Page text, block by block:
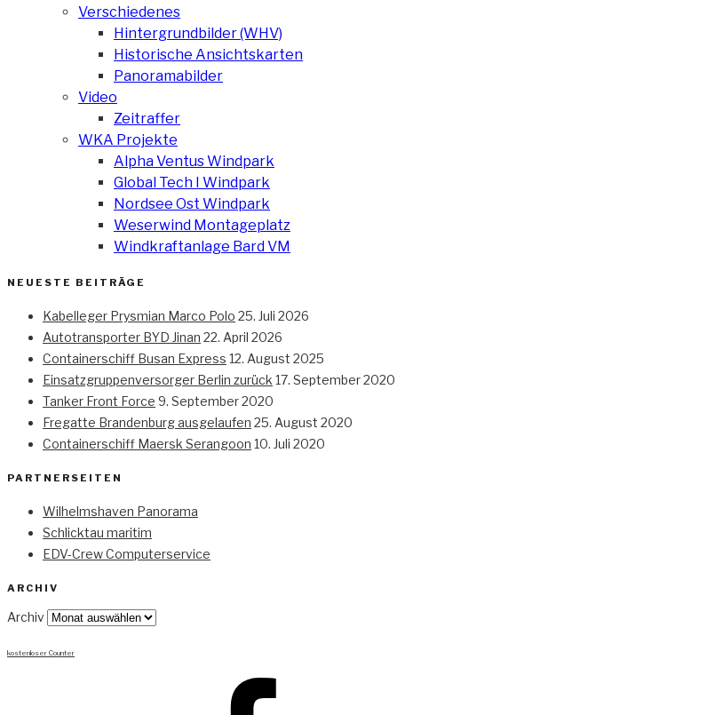
Verschiedenes
Hintergrundbilder (WHV)
Historische Ansichtskarten
Panoramabilder
Video
Zeitraffer
WKA Projekte
Alpha Ventus Windpark
Global Tech I Windpark
Nordsee Ost Windpark
Weserwind Montageplatz
Windkraftanlage Bard VM
NEUESTE BEITRÄGE
Kabelleger Prysmian Marco Polo 25. Juli 2026
Autotransporter BYD Jinan 22. April 2026
Containerschiff Busan Express 12. August 2025
Einsatzgruppenversorger Berlin zurück 17. September 2020
Tanker Front Force 9. September 2020
Fregatte Brandenburg ausgelaufen 25. August 2020
Containerschiff Maersk Serangoon 10. Juli 2020
PARTNERSEITEN
Wilhelmshaven Panorama
Schlicktau maritim
EDV-Crew Computerservice
ARCHIV
Archiv
kostenloser Counter